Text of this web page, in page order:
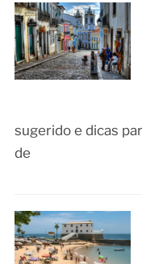
sugerido e dicas
de